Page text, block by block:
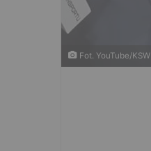
Fot. YouTube/KSW